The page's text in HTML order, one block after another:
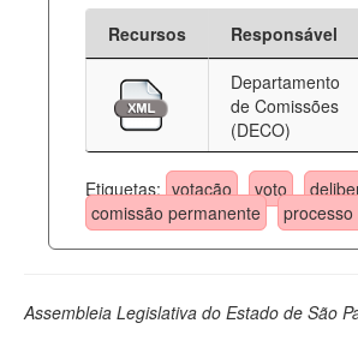
Recursos Responsável
Departamento
de Comissões
(DECO)
Etiquetas: votação voto
comissão permanente
processo
Assembleia Legislativa do Estado de São